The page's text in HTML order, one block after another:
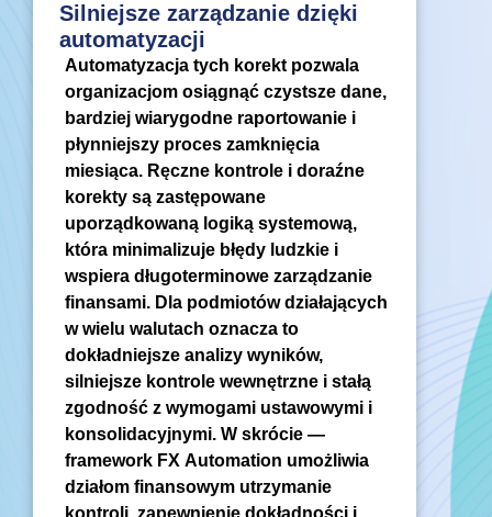
Silniejsze zarządzanie dzięki
automatyzacji
Automatyzacja tych korekt pozwala
organizacjom osiągnąć czystsze dane,
bardziej wiarygodne raportowanie i
płynniejszy proces zamknięcia
miesiąca. Ręczne kontrole i doraźne
korekty są zastępowane
uporządkowaną logiką systemową,
która minimalizuje błędy ludzkie i
wspiera długoterminowe zarządzanie
finansami. Dla podmiotów działających
w wielu walutach oznacza to
dokładniejsze analizy wyników,
silniejsze kontrole wewnętrzne i stałą
zgodność z wymogami ustawowymi i
konsolidacyjnymi. W skrócie —
framework FX Automation umożliwia
działom finansowym utrzymanie